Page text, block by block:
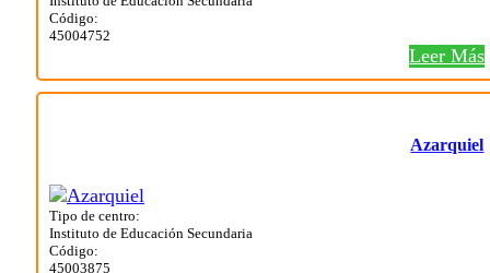
Código:
45004752
Leer Más
Azarquiel
Tipo de centro:
Instituto de Educación Secundaria
Código:
45003875